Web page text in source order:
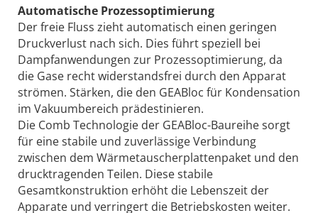
Automatische ­Prozessoptimierung
Der freie Fluss zieht automatisch einen geringen
Druckverlust nach sich. Dies führt speziell bei
Dampfanwendungen zur Prozessoptimierung, da
die Gase recht widerstandsfrei durch den Apparat
strömen. Stärken, die den GEABloc für Kondensation
im Vakuumbereich prädestinieren.
Die Comb Technologie der GEABloc-Baureihe sorgt
für eine stabile und zuverlässige Verbindung
zwischen dem Wärmetauscherplattenpaket und den
drucktragenden Teilen. Diese stabile
Gesamtkonstruktion erhöht die Lebenszeit der
Apparate und verringert die Betriebskosten weiter.